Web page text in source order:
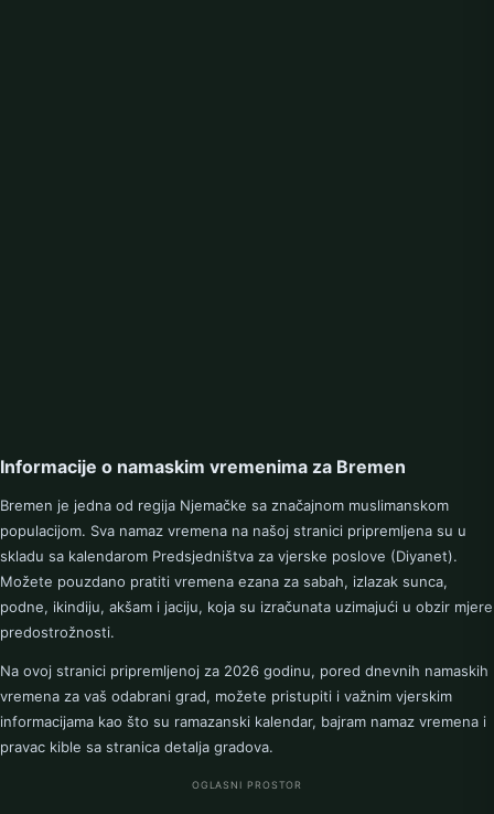
Informacije o namaskim vremenima za Bremen
Bremen je jedna od regija Njemačke sa značajnom muslimanskom
populacijom. Sva namaz vremena na našoj stranici pripremljena su u
skladu sa kalendarom Predsjedništva za vjerske poslove (Diyanet).
Možete pouzdano pratiti vremena ezana za sabah, izlazak sunca,
podne, ikindiju, akšam i jaciju, koja su izračunata uzimajući u obzir mjere
predostrožnosti.
Na ovoj stranici pripremljenoj za 2026 godinu, pored dnevnih namaskih
vremena za vaš odabrani grad, možete pristupiti i važnim vjerskim
informacijama kao što su ramazanski kalendar, bajram namaz vremena i
pravac kible sa stranica detalja gradova.
OGLASNI PROSTOR